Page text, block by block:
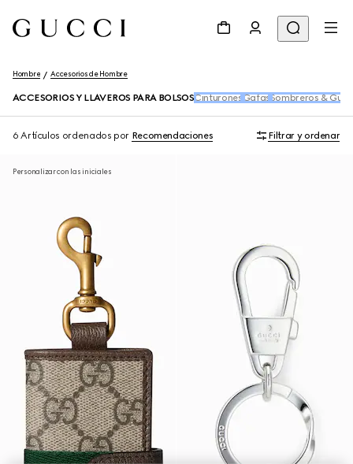
Hombre Accesorios de Hombre
ACCESORIOS Y LLAVEROS PARA BOLSOS Cinturones Gafas Sombreros &
6 Artículos ordenados por Recomendaciones Filtrar y ordenar
Personalizar con las iniciales